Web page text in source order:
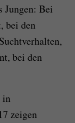
Jungen: Bei
bei den
bei den
in
zeigen